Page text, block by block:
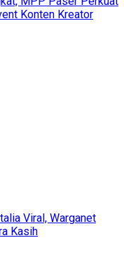
Konten Kreator
Viral, Warganet
Kasih